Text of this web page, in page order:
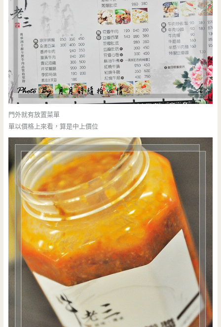
門外就有放置菜單
單以價格上來看，算是中上價位